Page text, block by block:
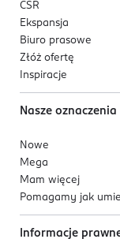
CSR
Ekspansja
Biuro prasowe
Złóż ofertę
Inspiracje
Nasze oznaczenia
Nowe
Mega
Mam więcej
Pomagamy jak
Informacje